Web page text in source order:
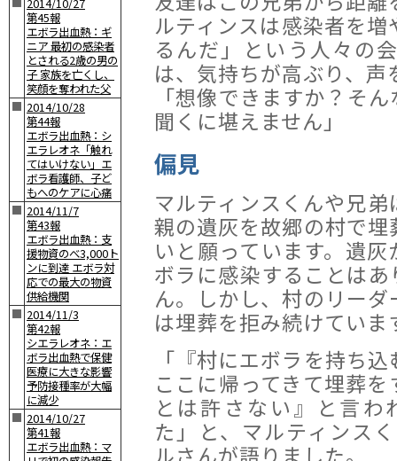
2014/10/27
第45報
エボラ出血熱：ギ
ニア 最初の感染者
とされる2歳の男の
子 家族を亡くし、
笑顔を奪われた父
■ 2014/10/28
第44報
エボラ出血熱：シ
エラレオネ「触れ
てはいけない」エ
ボラ看護師、子ど
もへのケアに心痛
■ 2014/11/7
第43報
エボラ出血熱：支
援物資のべ3,000ト
ンに到達 エボラ対
応での最大の物資
供給機関
■ 2014/11/3
第42報
シエラレオネ：エ
ボラ出血熱で保健
医療に大きな影響
予防接種率が大幅
に減少
■ 2014/10/27
第41報
エボラ出血熱：マ
ルティンスは感染者を
るんだ」という人々の
は、気持ちが高ぶり、
「想像できますか？そ
聞くに堪えません」
偏見
マルティンスくんや兄弟
親の遺灰を故郷の村で埋
いと願っています。遺灰
ボラに感染することはあ
ん。しかし、村のリーダ
は埋葬を拒み続けていま
「『村にエボラを持ち
ここに帰ってきて埋葬を
とは許さない』と言わ
た」と、マルティンス
ルさんが語りました。